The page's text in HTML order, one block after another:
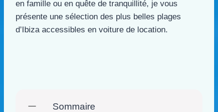
en famille ou en quête de tranquillité, je vous
présente une sélection des plus belles plages
d’Ibiza accessibles en voiture de location.
Sommaire